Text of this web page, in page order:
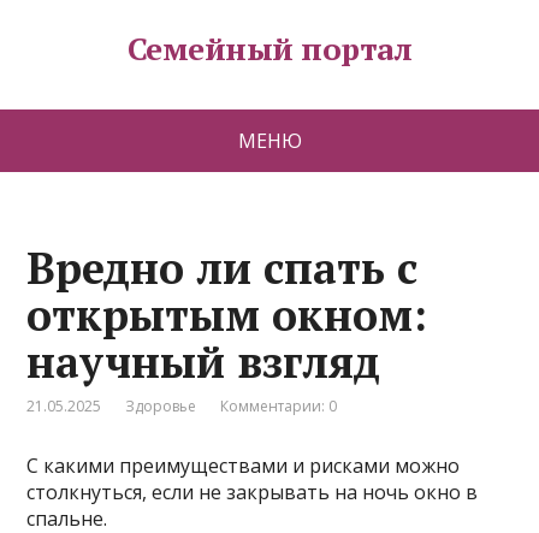
Семейный портал
МЕНЮ
Вредно ли спать с
открытым окном:
научный взгляд
21.05.2025 Здоровье Комментарии: 0
С какими преимуществами и рисками можно
столкнуться, если не закрывать на ночь окно в
спальне.